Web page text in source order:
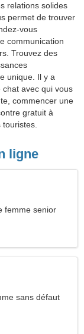
relations solides
permet de trouver
vous
communication
Trouvez des
unique. Il y a
avec qui vous
commencer une
gratuit à
ligne
femme senior
sans défaut